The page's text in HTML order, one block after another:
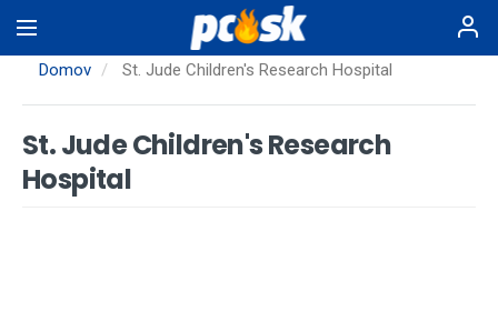
na
hlavnýDomov St. Jude Children's Research Hospital
St. Jude Children's Research
Hospital